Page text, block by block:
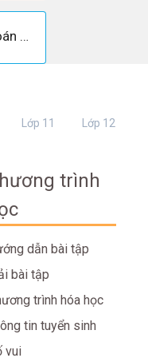
Trả lời câu hỏi Bài 8 trang 29 Toán 7 Tập 1
Lớp 11 Lớp 12
trình
dẫn bài tập
bài tập
trình hóa học
tin tuyển sinh
vui